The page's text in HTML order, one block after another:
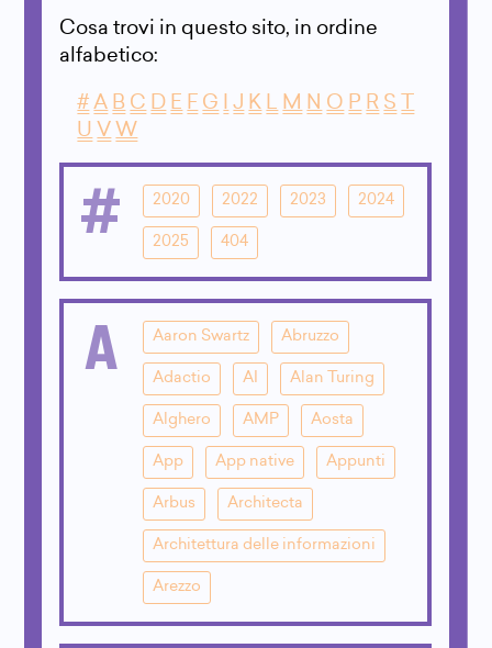
Cosa trovi in questo sito, in ordine
alfabetico:
# A B C D E F G J K L M N O P R S
U V W
# 2020 2022 2023 2024
2025 404
A Aaron Swartz Abruzzo
Adactio AI Alan Turing
Alghero AMP Aosta
App App native Appunti
Arbus Architecta
Architettura delle informazioni
Arezzo